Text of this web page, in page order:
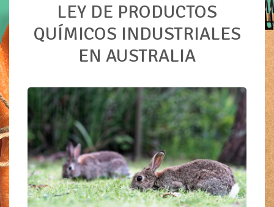
LEY DE PRODUCTOS
QUÍMICOS INDUSTRIALES
EN AUSTRALIA